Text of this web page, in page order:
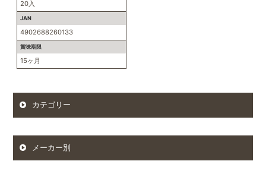
20入
JAN
4902688260133
賞味期限
15ヶ月
カテゴリー
メーカー別